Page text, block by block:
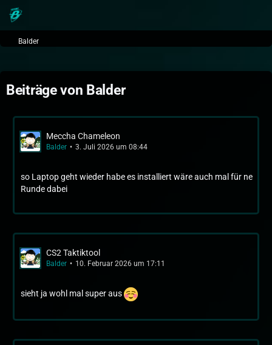
Balder
Beiträge von Balder
Meccha Chameleon
Balder 3. Juli 2026 um 08:44
so Laptop geht wieder habe es installiert wäre auch mal für ne
Runde dabei
CS2 Taktiktool
Balder 10. Februar 2026 um 17:11
sieht ja wohl mal super aus